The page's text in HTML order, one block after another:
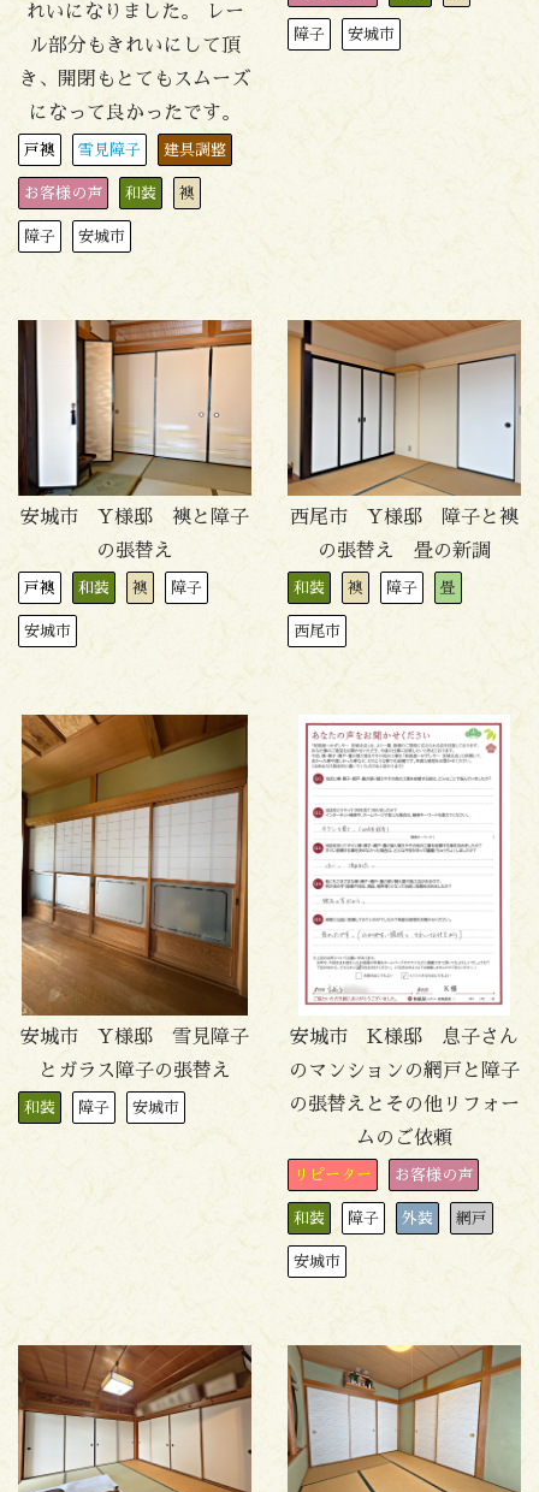
れいになりました。 レー
ル部分もきれいにして頂
き、開閉もとてもスムーズ
になって良かったです。
戸襖 雪見障子 建具調整
お客様の声 和装 襖
障子 安城市
障子 安城市
安城市 Y様邸 襖と障子
の張替え
戸襖 和装 襖 障子
安城市
西尾市 Y様邸 障子と襖
の張替え 畳の新調
和装 襖 障子 畳
西尾市
安城市 Y様邸 雪見障子
とガラス障子の張替え
和装 障子 安城市
安城市 K様邸 息子さん
のマンションの網戸と障子
の張替えとその他リフォー
ムのご依頼
リピーター お客様の声
和装 障子 外装 網戸
安城市